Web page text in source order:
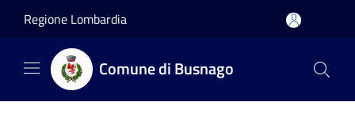
Regione Lombardia
Comune di Busnago